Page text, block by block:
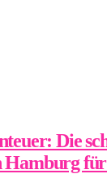
Die
Hamburg